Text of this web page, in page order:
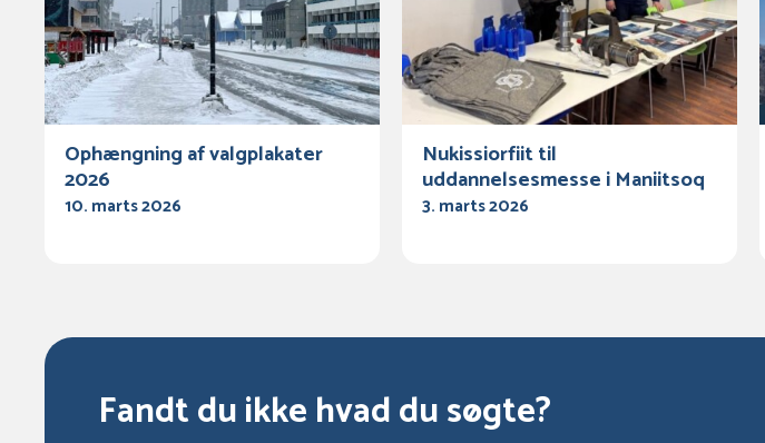
Ophængning af valgplakater
2026
10. marts 2026
Nukissiorfiit til
uddannelsesmesse i Maniitsoq
3. marts 2026
Fandt du ikke hvad du søgte?